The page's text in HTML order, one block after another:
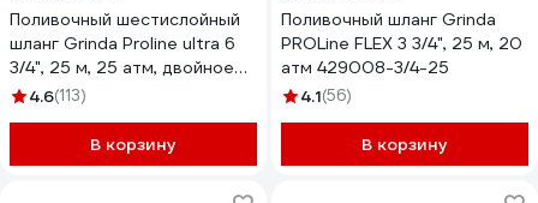
Поливочный шестислойный
шланг Grinda Proline ultra 6
3/4", 25 м, 25 атм, двойное
армирование 429009-3/4-
4.6(113)
В корзину
Поливочный шланг Grinda
PROLine FLEX 3 3/4", 25 м, 20
атм 429008-3/4-25
4.1(56)
В корзину